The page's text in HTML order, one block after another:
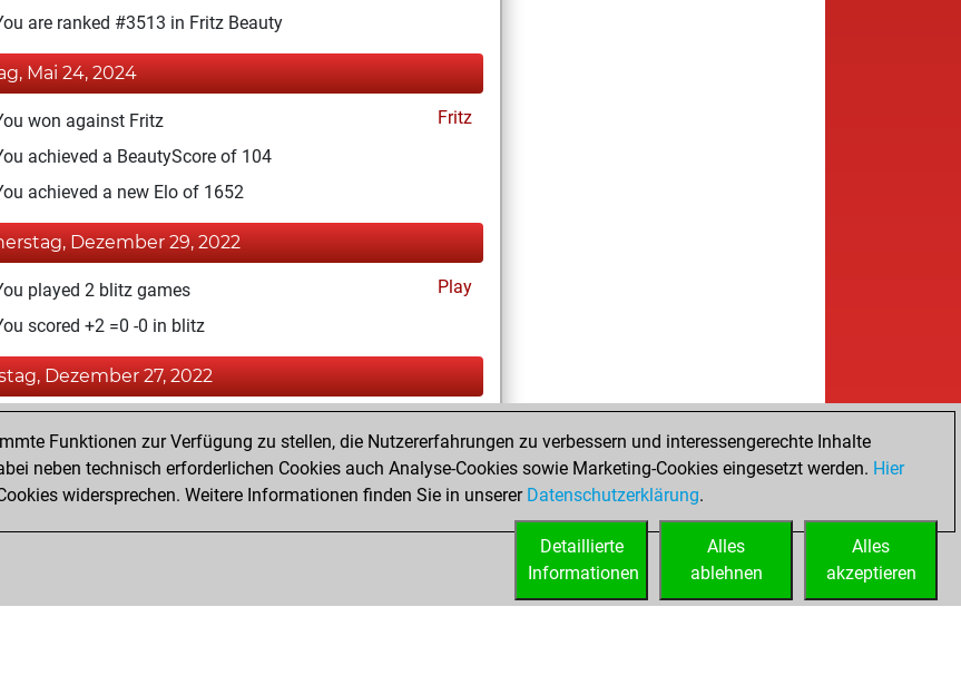
are ranked #3513 in Fritz Beauty
Mai 24, 2024
won against Fritz
Fritz
achieved a BeautyScore of 104
achieved a new Elo of 1652
Dezember 29, 2022
played 2 blitz games
Play
scored +2 =0 -0 in blitz
Dezember 27, 2022
played 1 bullet games
Play
scored +1 =0 -0 in bullet
Funktionen zur Verfügung zu stellen, die Nutzererfahrungen zu verbessern und interessengerechte Inhalte
neben technisch erforderlichen Cookies auch Analyse-Cookies sowie Marketing-Cookies eingesetzt werden. Hier
widersprechen. Weitere Informationen finden Sie in unserer Datenschutzerklärung.
Alles
akzeptieren
Alles
ablehnen
Detaillierte
Informationen